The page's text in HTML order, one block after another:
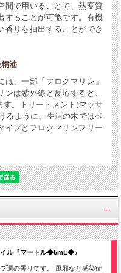
間で用いることで、熱変質
することが可能です。有機
香りを抽出することができ
油
、一部「フロクマリン」
は紫外線と反応すると、
。トリートメント(マッサ
るように、生活の木ではベ
イプとフロクマリンフリー
イル『マートル◆5mL◆』
調の香りです。 風邪など感染症